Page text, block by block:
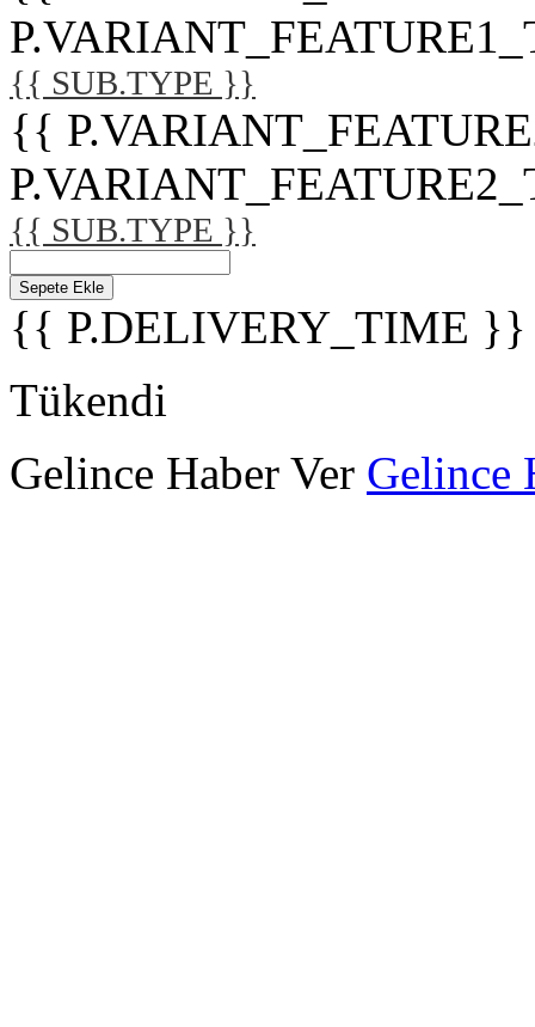
{{ SUB.TYPE }}
{{
{{ SUB.TYPE }}
Sepete Ekle
{{ P.DELIVERY_TIME }}
Tükendi
Gelince Haber Ver Gelince